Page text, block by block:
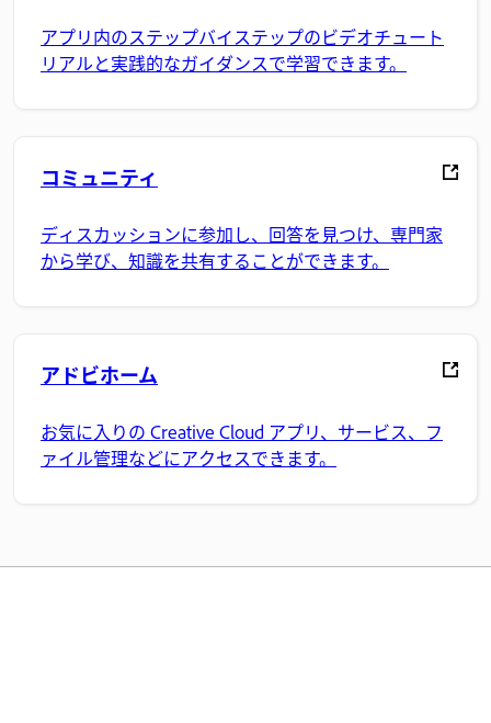
アプリ内のステップバイステップのビデオチュート
リアルと実践的なガイダンスで学習できます。
コミュニティ
ディスカッションに参加し、回答を見つけ、専門家
から学び、知識を共有することができます。
アドビホーム
お気に入りの Creative Cloud アプリ、サービス、フ
ァイル管理などにアクセスできます。